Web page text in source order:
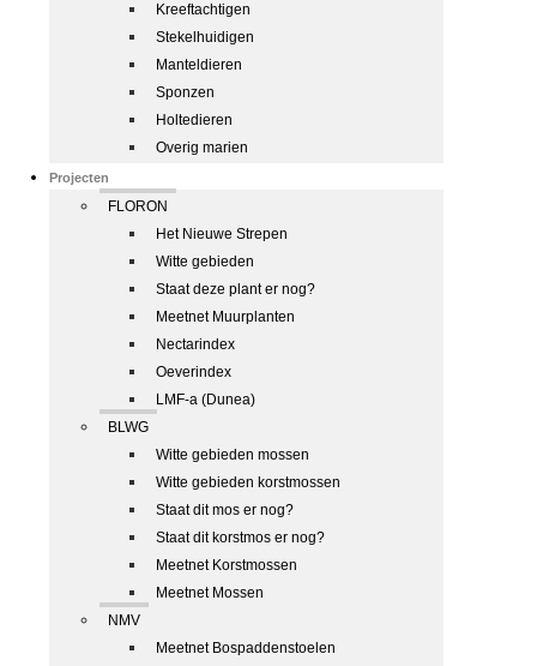
Kreeftachtigen
Stekelhuidigen
Manteldieren
Sponzen
Holtedieren
Overig marien
Projecten
FLORON
Het Nieuwe Strepen
Witte gebieden
Staat deze plant er nog?
Meetnet Muurplanten
Nectarindex
Oeverindex
LMF-a (Dunea)
BLWG
Witte gebieden mossen
Witte gebieden korstmossen
Staat dit mos er nog?
Staat dit korstmos er nog?
Meetnet Korstmossen
Meetnet Mossen
NMV
Meetnet Bospaddenstoelen